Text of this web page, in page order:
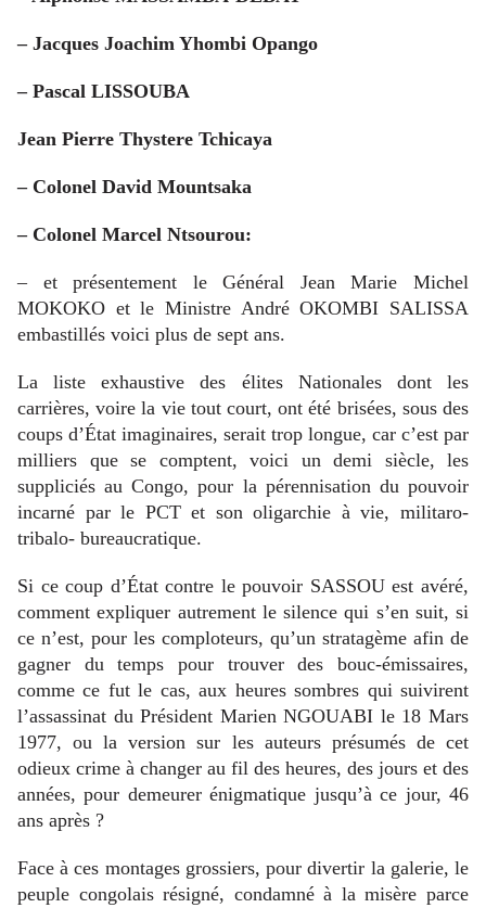
– Jacques Joachim Yhombi Opango
– Pascal LISSOUBA
Jean Pierre Thystere Tchicaya
– Colonel David Mountsaka
– Colonel Marcel Ntsourou:
– et présentement le Général Jean Marie Michel
MOKOKO et le Ministre André OKOMBI SALISSA
embastillés voici plus de sept ans.
La liste exhaustive des élites Nationales dont les
carrières, voire la vie tout court, ont été brisées, sous des
coups d’État imaginaires, serait trop longue, car c’est par
milliers que se comptent, voici un demi siècle, les
suppliciés au Congo, pour la pérennisation du pouvoir
incarné par le PCT et son oligarchie à vie, militaro-
tribalo- bureaucratique.
Si ce coup d’État contre le pouvoir SASSOU est avéré,
comment expliquer autrement le silence qui s’en suit, si
ce n’est, pour les comploteurs, qu’un stratagème afin de
gagner du temps pour trouver des bouc-émissaires,
comme ce fut le cas, aux heures sombres qui suivirent
l’assassinat du Président Marien NGOUABI le 18 Mars
1977, ou la version sur les auteurs présumés de cet
odieux crime à changer au fil des heures, des jours et des
années, pour demeurer énigmatique jusqu’à ce jour, 46
ans après ?
Face à ces montages grossiers, pour divertir la galerie, le
peuple congolais résigné, condamné à la misère parce